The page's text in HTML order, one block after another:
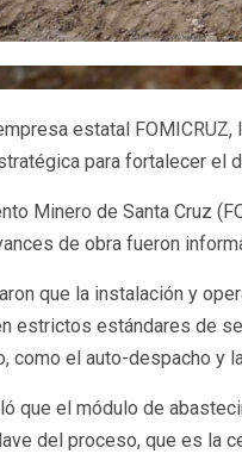
estatal
para fortalecer el
Minero de Santa Cruz
de obra fueron
que la instalación y
estrictos estándares de
como el auto-despacho y
que el módulo de
del proceso, que es la